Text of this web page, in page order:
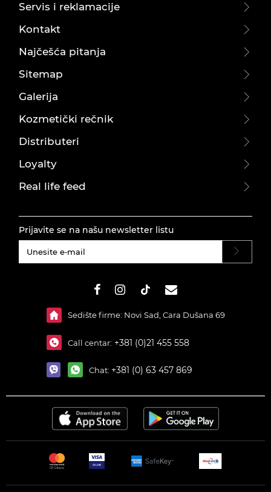
Servis i reklamacije
Kontakt
Najčešća pitanja
Sitemap
Galerija
Kozmetički rečnik
Distributeri
Loyalty
Real life feed
Prijavite se na našu newsletter listu
Sedište firme: Novi Sad, Cara Dušana 69
Call centar: +381 (0)21 455 558
Chat: +381 (0) 63 457 869